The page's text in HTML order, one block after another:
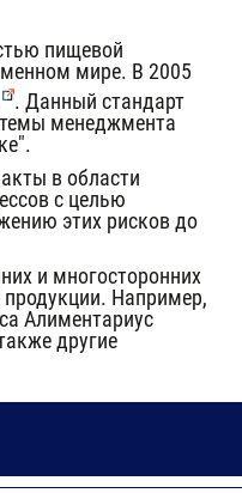
пищевой
мире. В 2005
. Данный стандарт
менеджмента
.
в области
с целью
этих рисков до
и многосторонних
Например,
Алиментариус
другие